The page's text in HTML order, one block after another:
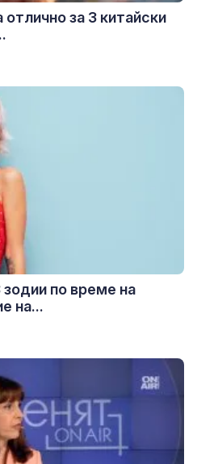
за 3 китайски
по време на
на...